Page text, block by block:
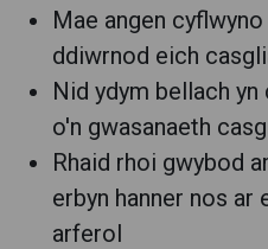
Mae angen
ddiwrnod eich
Nid ydym bellach
o'n gwasanaeth
Rhaid rhoi gwybod
erbyn hanner nos
arferol